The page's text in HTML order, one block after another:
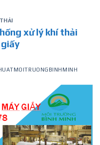
xử lý khí thải